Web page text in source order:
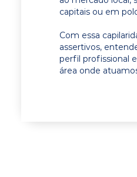
capitais ou em
Com essa
assertivos,
perfil profissional
área onde